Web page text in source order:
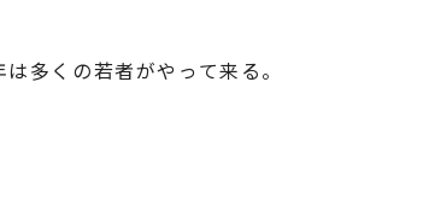
多くの若者がやって来る。